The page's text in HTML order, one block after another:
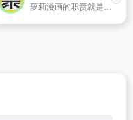
萝莉漫画的职责就是与大家一起分享观看恐漫的乐趣,以及发生在身边的诡闻鬼事。